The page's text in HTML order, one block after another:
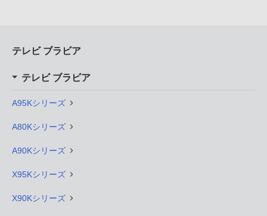
テレビ ブラビア
テレビ ブラビア
A95Kシリーズ
A80Kシリーズ
A90Kシリーズ
X95Kシリーズ
X90Kシリーズ